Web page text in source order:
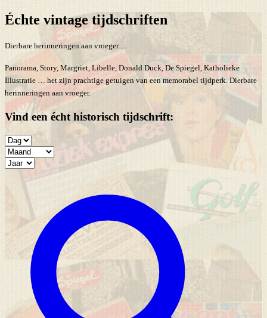
Échte vintage tijdschriften
Dierbare herinneringen aan vroeger…
Panorama, Story, Margriet, Libelle, Donald Duck, De Spiegel, Katholieke
Illustratie … het zijn prachtige getuigen van een memorabel tijdperk. Dierbare
herinneringen aan vroeger.
Vind een écht historisch tijdschrift: